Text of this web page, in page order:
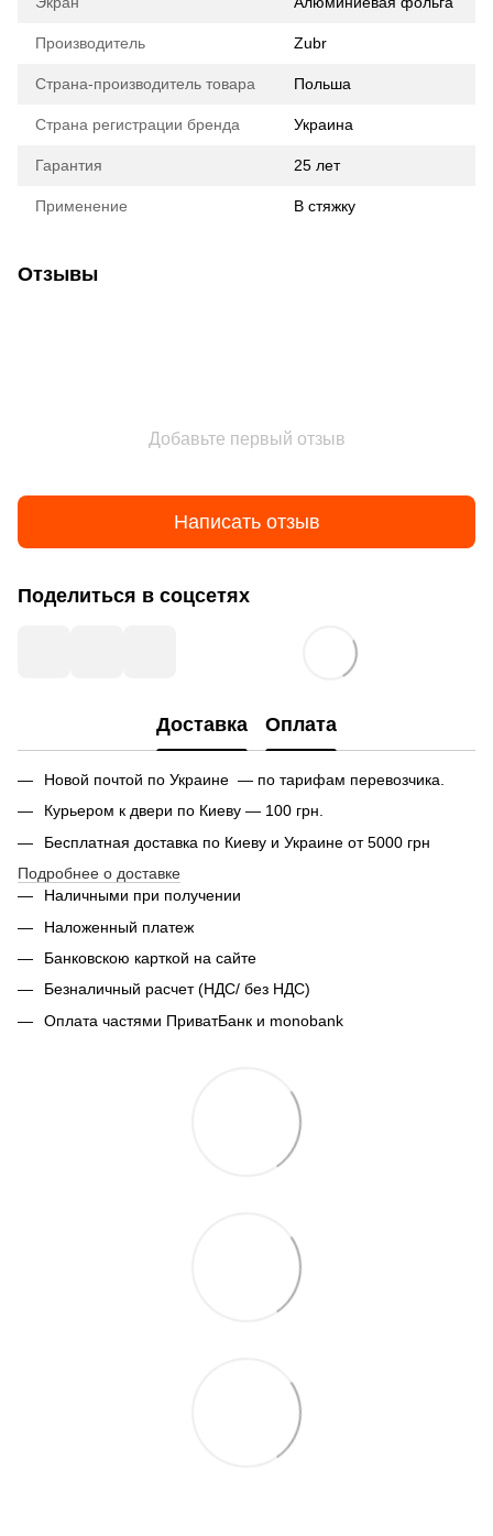
Производитель Zubr
Страна-производитель товара Польша
Страна регистрации бренда Украина
Гарантия 25 лет
Применение В стяжку
Отзывы
Добавьте первый отзыв
Написать отзыв
Поделиться в соцсетях
Доставка Оплата
Новой почтой по Украине — по тарифам перевозчика.
Курьером к двери по Киеву — 100 грн.
Бесплатная доставка по Киеву и Украине от 5000 грн
Подробнее о доставке
Наличными при получении
Наложенный платеж
Банковскою карткой на сайте
Безналичный расчет (НДС/ без НДС)
Оплата частями ПриватБанк и monobank